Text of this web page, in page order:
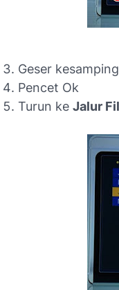
Geser
Pencet Ok
Turun ke Jalur